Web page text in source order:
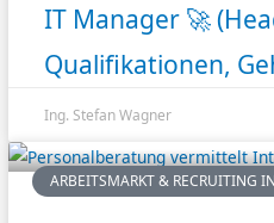
IT Manager 🚀
Qualifikationen,
Ing. Stefan Wagner
ARBEITSMARKT & RECRUITING